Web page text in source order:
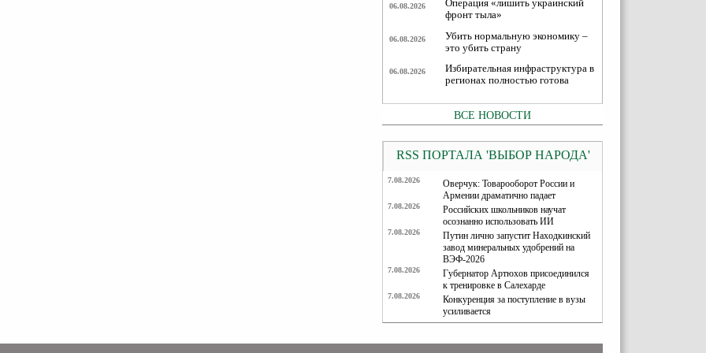
06.08.2026
Операция «лишить украинский
фронт тыла»
06.08.2026
Убить нормальную экономику –
это убить страну
06.08.2026
Избирательная инфраструктура в
регионах полностью готова
ВСЕ НОВОСТИ
RSS ПОРТАЛА 'ВЫБОР НАРОДА'
7.08.2026
Оверчук: Товарооборот России и
Армении драматично падает
7.08.2026
Российских школьников научат
осознанно использовать ИИ
7.08.2026
Путин лично запустит Находкинский
завод минеральных удобрений на
ВЭФ-2026
7.08.2026
Губернатор Артюхов присоединился
к тренировке в Салехарде
7.08.2026
Конкуренция за поступление в вузы
усиливается